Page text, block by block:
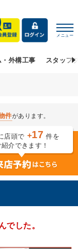
メニュー
・外構工事 スタッフ
件があります。
店頭で +17 件を
紹介できます！
でした。